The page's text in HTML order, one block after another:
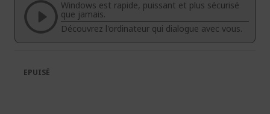
galerie
d’images
Galerie
d’images
Windows est rapide, puissant et plus sécurisé
que jamais.
Découvrez l'ordinateur qui dialogue avec vous.
EPUISÉ